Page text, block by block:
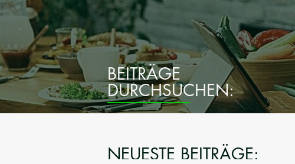
BEITRÄGE
DURCHSUCHEN:
NEUESTE BEITRÄGE: